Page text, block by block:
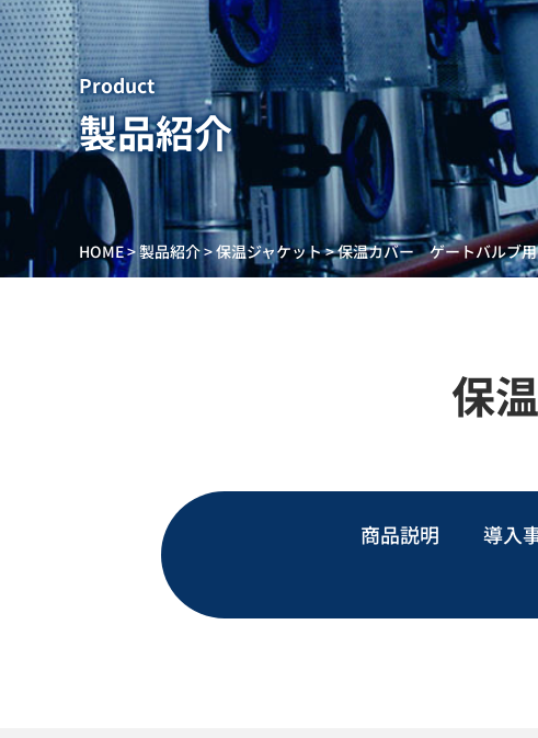
Product
製品紹介
HOME>製品紹介>保温ジャケット>保温カバー ゲートバルブ用
保
商品説明 導入